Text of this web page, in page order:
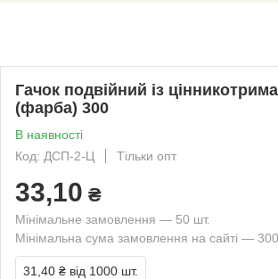
Гачок подвійний із
(фарба) 300
В наявності
Код: ДСП-2-Ц
Тільки опт
33,10 ₴
Мінімальне замовлення — 50 шт.
Мінімальна сума замовлення на сайті —
31,40 ₴ від 1000 шт.